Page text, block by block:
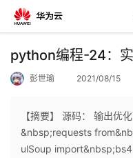
返
python编程-24：
彭世瑜 2021/08/15
【摘要】 源码： 输出
&nbsp;requests
ulSoup